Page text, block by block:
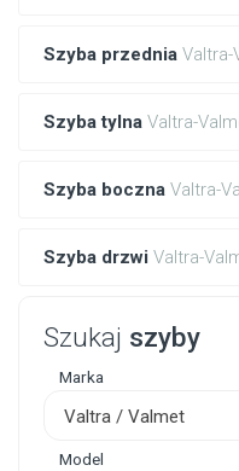
Szyba przednia Valtra-
Szyba tylna Valtra-
Szyba boczna Valtra-
Szyba drzwi Valtra-
Szukaj szyby
Marka
Valtra / Valmet
Model